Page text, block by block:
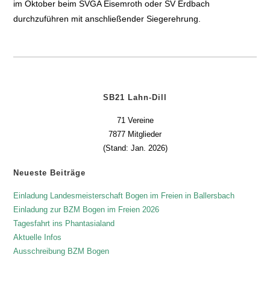
im Oktober beim SVGA Eisemroth oder SV Erdbach
durchzuführen mit anschließender Siegerehrung.
SB21 Lahn-Dill
71 Vereine
7877 Mitglieder
(Stand: Jan. 2026)
Neueste Beiträge
Einladung Landesmeisterschaft Bogen im Freien in Ballersbach
Einladung zur BZM Bogen im Freien 2026
Tagesfahrt ins Phantasialand
Aktuelle Infos
Ausschreibung BZM Bogen